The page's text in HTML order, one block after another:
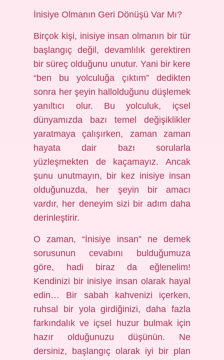
İnisiye Olmanın Geri Dönüşü Var Mı?
Birçok kişi, inisiye insan olmanın bir tür
başlangıç değil, devamlılık gerektiren
bir süreç olduğunu unutur. Yani bir kere
“ben bu yolculuğa çıktım” dedikten
sonra her şeyin hallolduğunu düşlemek
yanıltıcı olur. Bu yolculuk, içsel
dünyamızda bazı temel değişiklikler
yaratmaya çalışırken, zaman zaman
hayata dair bazı sorularla
yüzleşmekten de kaçamayız. Ancak
şunu unutmayın, bir kez inisiye insan
olduğunuzda, her şeyin bir amacı
vardır, her deneyim sizi bir adım daha
derinleştirir.
O zaman, “İnisiye insan” ne demek
sorusunun cevabını bulduğumuza
göre, hadi biraz da eğlenelim!
Kendinizi bir inisiye insan olarak hayal
edin… Bir sabah kahvenizi içerken,
ruhsal bir yola girdiğinizi, daha fazla
farkındalık ve içsel huzur bulmak için
hazır olduğunuzu düşünün. Ne
dersiniz, başlangıç olarak iyi bir plan